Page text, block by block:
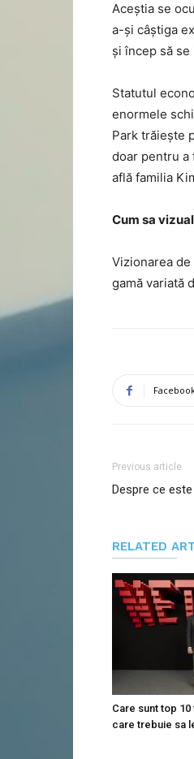
Aceștia se
a-și câștiga
și încep să
Statutul
enormele
Park trăiește
doar pentru a
află familia
Cum sa
Vizionarea
gamă variată
Previous article
Despre ce
RELATED
Care sunt top
care trebuie sa